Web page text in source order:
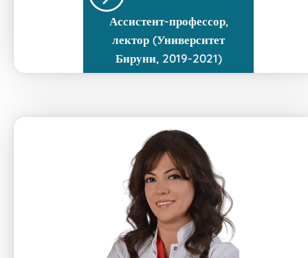
Ассистент-профессор,
лектор (Университет
Бируни, 2019-2021)